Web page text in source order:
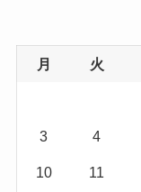
月 火
3 4
10 11